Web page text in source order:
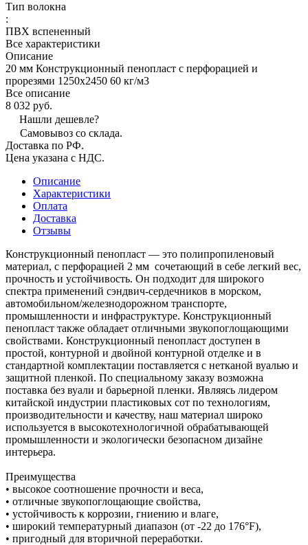
Тип волокна
:
ПВХ вспененный
Все характеристики
Описание
20 мм Конструкционный пенопласт с перфорацией и
прорезями 1250х2450 60 кг/м3
Все описание
8 032 руб.
Нашли дешевле?
Самовывоз со склада.
Доставка по РФ.
Цена указана с НДС.
Описание
Характеристики
Оплата
Доставка
Отзывы
Конструкционный пенопласт — это полипропиленовый
материал, с перфорацией 2 мм сочетающий в себе легкий вес,
прочность и устойчивость. Он подходит для широкого
спектра применений сэндвич-сердечников в морском,
автомобильном/железнодорожном транспорте,
промышленности и инфраструктуре. Конструкционный
пенопласт также обладает отличными звукопоглощающими
свойствами. Конструкционный пенопласт доступен в
простой, контурной и двойной контурной отделке и в
стандартной комплектации поставляется с нетканой вуалью и
защитной пленкой. По специальному заказу возможна
поставка без вуали и барьерной пленки. Являясь лидером
китайской индустрии пластиковых сот по технологиям,
производительности и качеству, наш материал широко
используется в высокотехнологичной обрабатывающей
промышленности и экологически безопасном дизайне
интерьера.
Преимущества
• высокое соотношение прочности и веса,
• отличные звукопоглощающие свойства,
• устойчивость к коррозии, гниению и влаге,
• широкий температурный диапазон (от -22 до 176°F),
• пригодный для вторичной переработки.